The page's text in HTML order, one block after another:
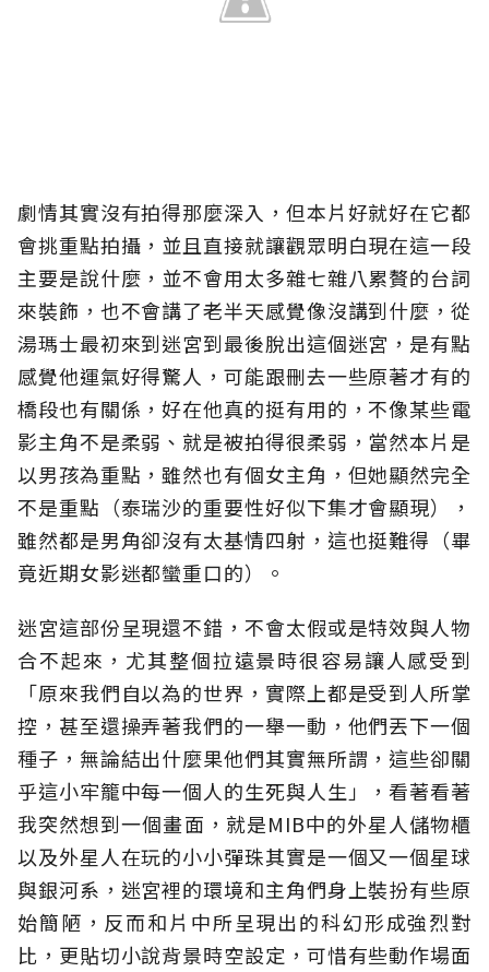
劇情其實沒有拍得那麼深入，但本片好就好在它都
會挑重點拍攝，並且直接就讓觀眾明白現在這一段
主要是說什麼，並不會用太多雜七雜八累贅的台詞
來裝飾，也不會講了老半天感覺像沒講到什麼，從
湯瑪士最初來到迷宮到最後脫出這個迷宮，是有點
感覺他運氣好得驚人，可能跟刪去一些原著才有的
橋段也有關係，好在他真的挺有用的，不像某些電
影主角不是柔弱、就是被拍得很柔弱，當然本片是
以男孩為重點，雖然也有個女主角，但她顯然完全
不是重點（泰瑞沙的重要性好似下集才會顯現），
雖然都是男角卻沒有太基情四射，這也挺難得（畢
竟近期女影迷都蠻重口的）。
迷宮這部份呈現還不錯，不會太假或是特效與人物
合不起來，尤其整個拉遠景時很容易讓人感受到
「原來我們自以為的世界，實際上都是受到人所掌
控，甚至還操弄著我們的一舉一動，他們丟下一個
種子，無論結出什麼果他們其實無所謂，這些卻關
乎這小牢籠中每一個人的生死與人生」，看著看著
我突然想到一個畫面，就是MIB中的外星人儲物櫃
以及外星人在玩的小小彈珠其實是一個又一個星球
與銀河系，迷宮裡的環境和主角們身上裝扮有些原
始簡陋，反而和片中所呈現出的科幻形成強烈對
比，更貼切小說背景時空設定，可惜有些動作場面